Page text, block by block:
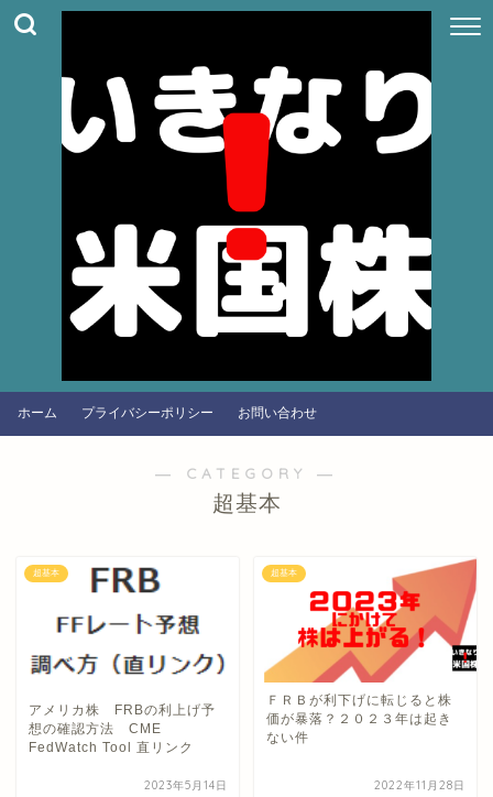
ホーム プライバシーポリシー お問い合わせ
― CATEGORY ―
超基本
超基本
アメリカ株 FRBの利上げ予
想の確認方法 CME
FedWatch Tool 直リンク
2023年5月14日
超基本
ＦＲＢが利下げに転じると株
価が暴落？２０２３年は起き
ない件
2022年11月28日